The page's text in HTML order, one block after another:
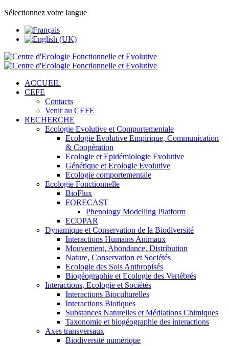
Sélectionnez votre langue
ACCUEIL
CEFE
Contacts
Venir au CEFE
RECHERCHE
Ecologie Evolutive et Comportementale
Ecologie Evolutive Empirique, Communication
& Coopération
Ecologie et Epidémiologie Evolutive
Génétique et Ecologie Evolutive
Ecologie comportementale
Ecologie Fonctionnelle
BioFlux
FORECAST
Phenology Modelling Platform
ECOPAR
Dynamique et Conservation de la Biodiversité
Interactions Humains Animaux
Mouvement, Abondance, Distribution
Nature, Conservation et Sociétés
Ecologie des Sols Anthropisés
Biogéographie et Ecologie des Vertébrés
Interactions, Ecologie et Sociétés
Interactions Bioculturelles
Interactions Biotiques
Substances Naturelles et Médiations Chimiques
Taxonomie et biogéographie des interactions
Axes transversaux
Biodiversité numérique